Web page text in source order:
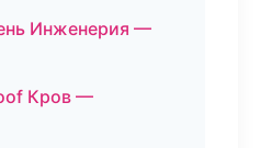
Инженерия —
Кров —